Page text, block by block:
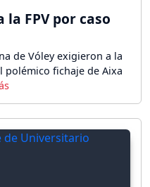
FPV por caso
de Vóley exigieron a la
polémico fichaje de Aixa